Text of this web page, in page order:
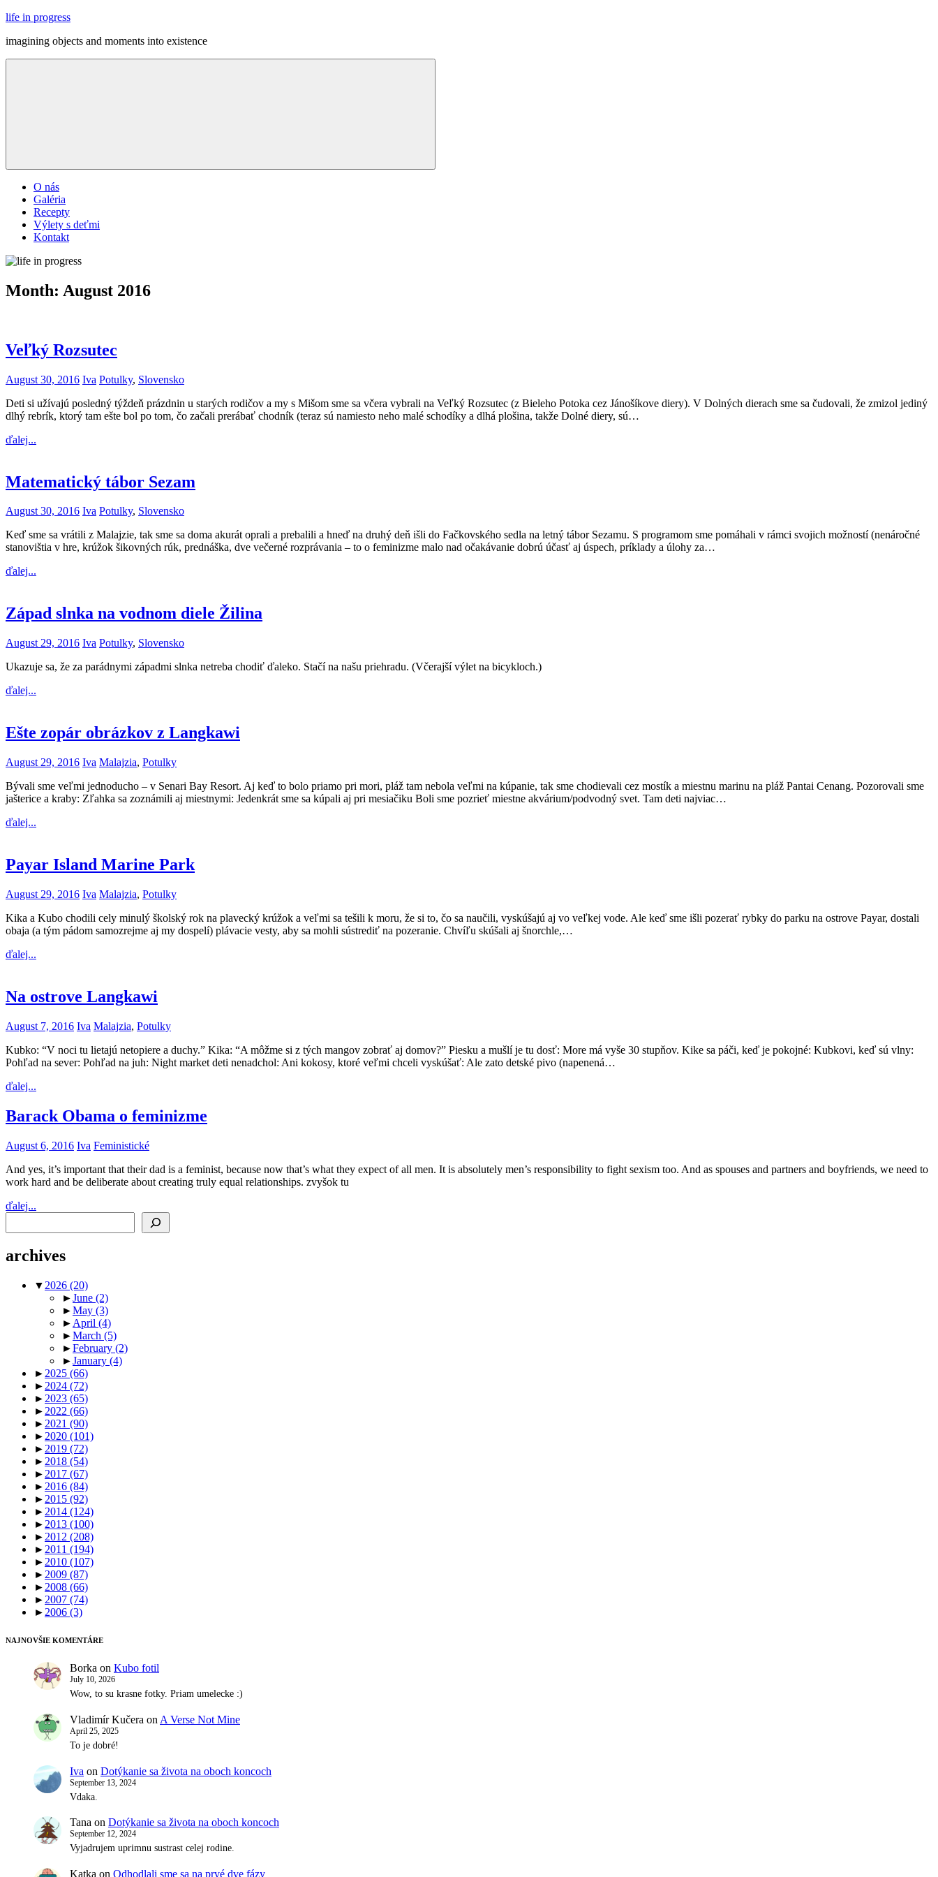
Skip
content
life in progress
imagining objects and moments into existence
Menu
O nás
Galéria
Recepty
Výlety s deťmi
Kontakt
Month: August 2016
Veľký Rozsutec
August 30, 2016 Iva Potulky, Slovensko
Deti si užívajú posledný týždeň prázdnin u starých rodičov a my s Mišom sme sa včera vybrali na Veľký Rozsutec (z Bieleho Potoka cez Jánošíkove diery). V Dolných dierach sme sa čudovali, že zmizol jediný
dlhý rebrík, ktorý tam ešte bol po tom, čo začali prerábať chodník (teraz sú namiesto neho malé schodíky a dlhá plošina, takže Dolné diery, sú…
ďalej...
Matematický tábor Sezam
August 30, 2016 Iva Potulky, Slovensko
Keď sme sa vrátili z Malajzie, tak sme sa doma akurát oprali a prebalili a hneď na druhý deň išli do Fačkovského sedla na letný tábor Sezamu. S programom sme pomáhali v rámci svojich možností (nenáročné
stanovištia v hre, krúžok šikovných rúk, prednáška, dve večerné rozprávania – to o feminizme malo nad očakávanie dobrú účasť aj úspech, príklady a úlohy za…
ďalej...
Západ slnka na vodnom diele Žilina
August 29, 2016 Iva Potulky, Slovensko
Ukazuje sa, že za parádnymi západmi slnka netreba chodiť ďaleko. Stačí na našu priehradu. (Včerajší výlet na bicykloch.)
ďalej...
Ešte zopár obrázkov z Langkawi
August 29, 2016 Iva Malajzia, Potulky
Bývali sme veľmi jednoducho – v Senari Bay Resort. Aj keď to bolo priamo pri mori, pláž tam nebola veľmi na kúpanie, tak sme chodievali cez mostík a miestnu marinu na pláž Pantai Cenang. Pozorovali sme
jašterice a kraby: Zľahka sa zoznámili aj miestnymi: Jedenkrát sme sa kúpali aj pri mesiačiku Boli sme pozrieť miestne akvárium/podvodný svet. Tam deti najviac…
ďalej...
Payar Island Marine Park
August 29, 2016 Iva Malajzia, Potulky
Kika a Kubo chodili cely minulý školský rok na plavecký krúžok a veľmi sa tešili k moru, že si to, čo sa naučili, vyskúšajú aj vo veľkej vode. Ale keď sme išli pozerať rybky do parku na ostrove Payar, dostali
obaja (a tým pádom samozrejme aj my dospelí) plávacie vesty, aby sa mohli sústrediť na pozeranie. Chvíľu skúšali aj šnorchle,…
ďalej...
Na ostrove Langkawi
August 7, 2016 Iva Malajzia, Potulky
Kubko: “V noci tu lietajú netopiere a duchy.” Kika: “A môžme si z tých mangov zobrať aj domov?” Piesku a mušlí je tu dosť: More má vyše 30 stupňov. Kike sa páči, keď je pokojné: Kubkovi, keď sú vlny:
Pohľad na sever: Pohľad na juh: Night market deti nenadchol: Ani kokosy, ktoré veľmi chceli vyskúšať: Ale zato detské pivo (napenená…
ďalej...
Barack Obama o feminizme
August 6, 2016 Iva Feministické
And yes, it’s important that their dad is a feminist, because now that’s what they expect of all men. It is absolutely men’s responsibility to fight sexism too. And as spouses and partners and boyfriends, we need to
work hard and be deliberate about creating truly equal relationships. zvyšok tu
ďalej...
archives
▼ 2026 (20)
►June (2)
►May (3)
► April (4)
►March (5)
►February (2)
►January (4)
► 2025 (66)
► 2024 (72)
► 2023 (65)
► 2022 (66)
► 2021 (90)
► 2020 (101)
► 2019 (72)
► 2018 (54)
► 2017 (67)
► 2016 (84)
► 2015 (92)
► 2014 (124)
► 2013 (100)
► 2012 (208)
► 2011 (194)
► 2010 (107)
► 2009 (87)
► 2008 (66)
► 2007 (74)
► 2006 (3)
NAJNOVŠIE KOMENTÁRE
Borka on Kubo fotil
July 10, 2026
Wow, to su krasne fotky. Priam umelecke :)
Vladimír Kučera on A Verse Not Mine
April 25, 2025
To je dobré!
Iva on Dotýkanie sa života na oboch koncoch
September 13, 2024
Vdaka.
Tana on Dotýkanie sa života na oboch koncoch
September 12, 2024
Vyjadrujem uprimnu sustrast celej rodine.
Katka on Odhodlali sme sa na prvé dve fázy